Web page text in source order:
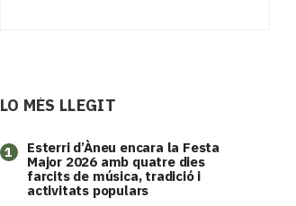
LO MÉS LLEGIT
1
Esterri d’Àneu encara la Festa
Major 2026 amb quatre dies
farcits de música, tradició i
activitats populars